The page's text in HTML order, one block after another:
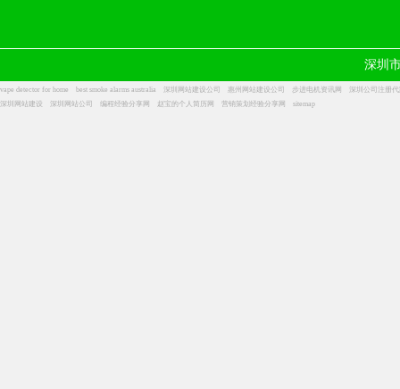
深圳
vape detector for home best smoke alarms australia 深圳网站建设公司 惠州网站建设公司 步进电机资讯网
深圳公司注册
深圳网站建设
深圳网站公司 编程经验分享网 赵宝的个人简历网 营销策划经验分享网 sitemap